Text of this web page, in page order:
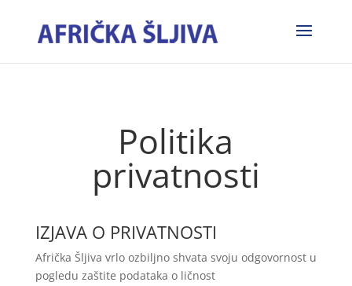
Politika
privatnosti
IZJAVA O PRIVATNOSTI
Afrička Šljiva vrlo ozbiljno shvata svoju odgovornost u
pogledu zaštite podataka o ličnost